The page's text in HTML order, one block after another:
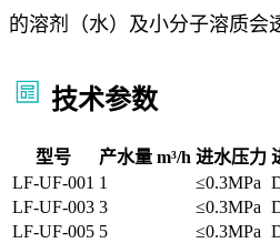
的溶剂（水）及小分子溶质会
技术参数
型号 产水量 m³/h 进水压力
LF-UF-001 1 ≤0.3MPa
LF-UF-003 3 ≤0.3MPa
LF-UF-005 5 ≤0.3MPa